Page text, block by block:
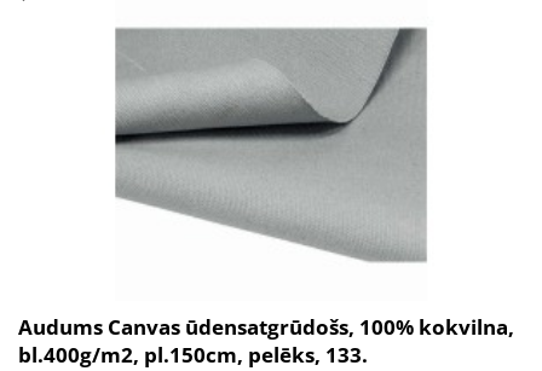
Audums Canvas ūdensatgrūdošs, 100% kokvilna,
bl.400g/m2, pl.150cm, pelēks, 133.